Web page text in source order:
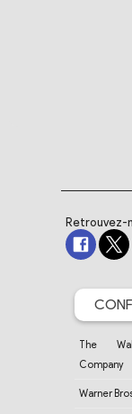
Retrouvez-
The
Company
Warner